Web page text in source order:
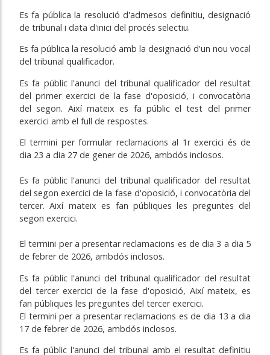
Es fa pública la resolució d'admesos definitiu, designació
de tribunal i data d'inici del procés selectiu.
Es fa pública la resolució amb la designació d'un nou vocal
del tribunal qualificador.
Es fa públic l'anunci del tribunal qualificador del resultat
del primer exercici de la fase d'oposició, i convocatòria
del segon. Així mateix es fa públic el test del primer
exercici amb el full de respostes.
El termini per formular reclamacions al 1r exercici és de
dia 23 a dia 27 de gener de 2026, ambdós inclosos.
Es fa públic l'anunci del tribunal qualificador del resultat
del segon exercici de la fase d'oposició, i convocatòria del
tercer. Així mateix es fan públiques les preguntes del
segon exercici.
El termini per a presentar reclamacions es de dia 3 a dia 5
de febrer de 2026, ambdós inclosos.
Es fa públic l'anunci del tribunal qualificador del resultat
del tercer exercici de la fase d'oposició, Així mateix, es
fan públiques les preguntes del tercer exercici.
El termini per a presentar reclamacions es de dia 13 a dia
17 de febrer de 2026, ambdós inclosos.
Es fa públic l'anunci del tribunal amb el resultat definitiu